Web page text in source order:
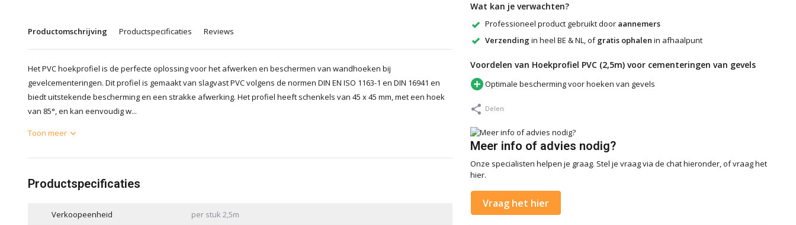
Productomschrijving Productspecificaties Reviews
Het PVC hoekprofiel is de perfecte oplossing voor het afwerken en beschermen van wandhoeken bij
gevelcementeringen. Dit profiel is gemaakt van slagvast PVC volgens de normen DIN EN ISO 1163-1 en DIN 16941 en
biedt uitstekende bescherming en een strakke afwerking. Het profiel heeft schenkels van 45 x 45 mm, met een hoek
van 85°, en kan eenvoudig w...
Toon meer
Productspecificaties
Verkoopeenheid per stuk 2,5m
Wat kan je verwachten?
Professioneel product gebruikt door aannemers
Verzending in heel BE & NL, ofgratis ophalen in afhaalpunt
Voordelen van Hoekprofiel PVC (2,5m) voor cementeringen van gevels
Optimale bescherming voor hoeken van gevels
Delen
Meer info of advies nodig?
Onze specialisten helpen je graag. Stel je vraag via de chat hieronder, of vraag het
hier.
Vraag het hier